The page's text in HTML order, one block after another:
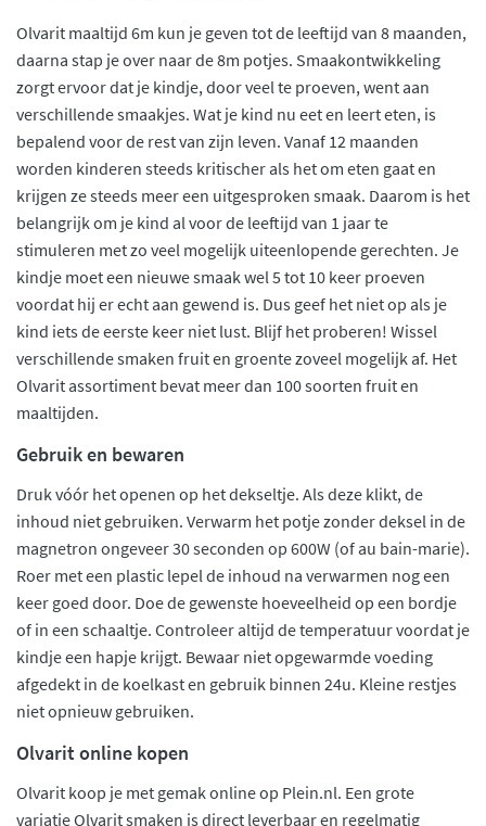
Olvarit maaltijd 6m kun je geven tot de leeftijd van 8 maanden,
daarna stap je over naar de 8m potjes. Smaakontwikkeling
zorgt ervoor dat je kindje, door veel te proeven, went aan
verschillende smaakjes. Wat je kind nu eet en leert eten, is
bepalend voor de rest van zijn leven. Vanaf 12 maanden
worden kinderen steeds kritischer als het om eten gaat en
krijgen ze steeds meer een uitgesproken smaak. Daarom is het
belangrijk om je kind al voor de leeftijd van 1 jaar te
stimuleren met zo veel mogelijk uiteenlopende gerechten. Je
kindje moet een nieuwe smaak wel 5 tot 10 keer proeven
voordat hij er echt aan gewend is. Dus geef het niet op als je
kind iets de eerste keer niet lust. Blijf het proberen! Wissel
verschillende smaken fruit en groente zoveel mogelijk af. Het
Olvarit assortiment bevat meer dan 100 soorten fruit en
maaltijden.
Gebruik en bewaren
Druk vóór het openen op het dekseltje. Als deze klikt, de
inhoud niet gebruiken. Verwarm het potje zonder deksel in de
magnetron ongeveer 30 seconden op 600W (of au bain-marie).
Roer met een plastic lepel de inhoud na verwarmen nog een
keer goed door. Doe de gewenste hoeveelheid op een bordje
of in een schaaltje. Controleer altijd de temperatuur voordat je
kindje een hapje krijgt. Bewaar niet opgewarmde voeding
afgedekt in de koelkast en gebruik binnen 24u. Kleine restjes
niet opnieuw gebruiken.
Olvarit online kopen
Olvarit koop je met gemak online op Plein.nl. Een grote
variatie Olvarit smaken is direct leverbaar en regelmatig